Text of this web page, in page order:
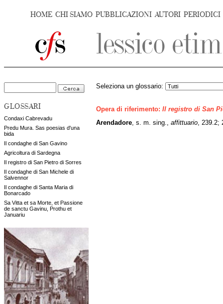
HOME CHI SIAMO PUBBLICAZIONI AUTORI PERIODICI
GLOSSARI
Condaxi Cabrevadu
Predu Mura. Sas poesias d'una
bida
Il condaghe di San Gavino
Agricoltura di Sardegna
Il registro di San Pietro di Sorres
Il condaghe di San Michele di
Salvennor
Il condaghe di Santa Maria di
Bonarcado
Sa Vitta et sa Morte, et Passione
de sanctu Gavinu, Prothu et
Januariu
Seleziona un glossario:
Opera di riferimento: Il registro di San
Arendadore , s. m. sing., affittuario , 239.2;